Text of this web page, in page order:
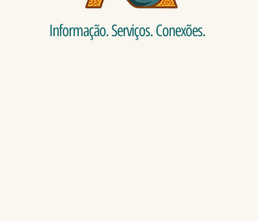
Informação. Serviços. Conexões.